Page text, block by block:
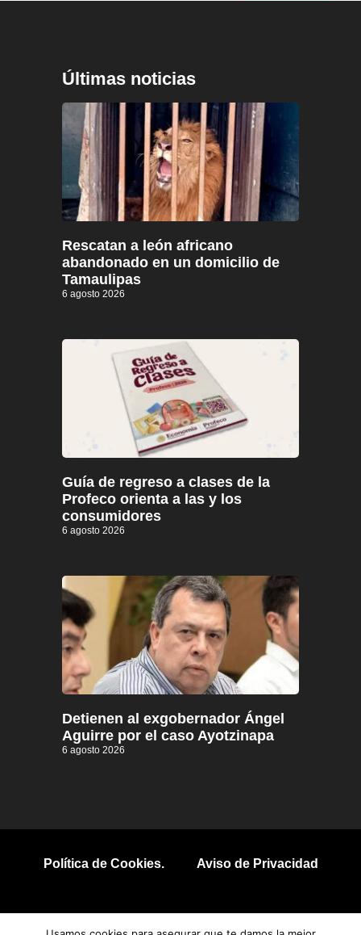
Últimas noticias
Rescatan a león africano
abandonado en un domicilio de
Tamaulipas
6 agosto 2026
Guía de regreso a clases de la
Profeco orienta a las y los
consumidores
6 agosto 2026
Detienen al exgobernador Ángel
Aguirre por el caso Ayotzinapa
6 agosto 2026
Política de Cookies. Aviso de Privacidad